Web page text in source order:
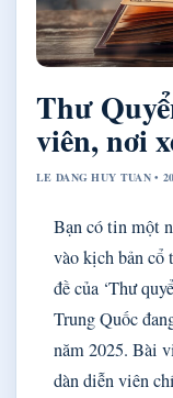
Thư
viên, nơi
LE DANG HUY TUAN •
Bạn có tin một
vào kịch bản
đề của ‘Thư
Trung Quốc
năm 2025. Bài
dàn diễn viên